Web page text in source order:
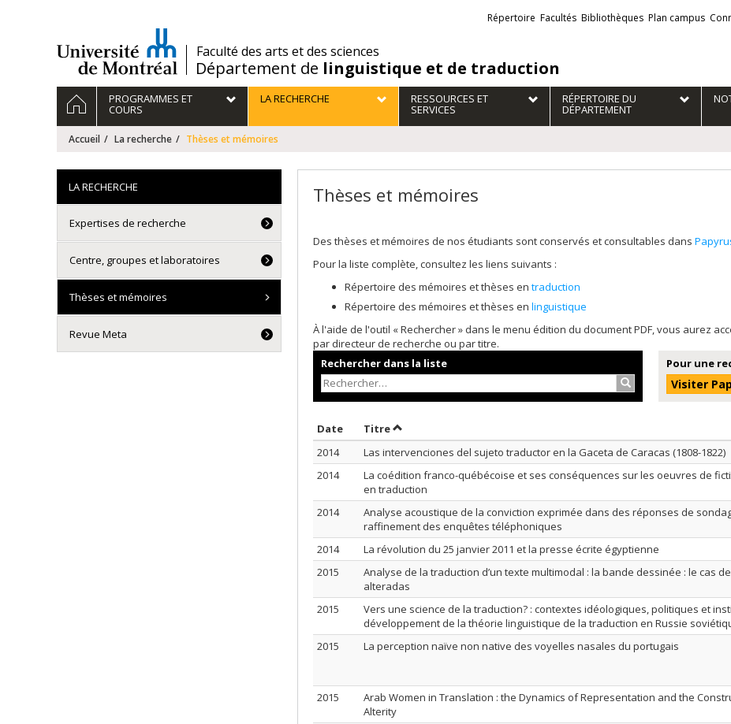
/Faculté des arts et des sciences
Département de linguistique et de traduction
Liens
externes
Répertoire Facultés Bibliothèques Plan campus
Navigation
principale
ACCUEILPROGRAMMES ET
COURS
LA RECHERCHE RESSOURCES ET
SERVICES
RÉPERTOIRE DU
DÉPARTEMENT
Accueil La recherche Thèses et mémoires
Thèses et mémoires
Des thèses et mémoires de nos étudiants sont conservés et consultables dans
Pour la liste complète, consultez les liens suivants :
Répertoire des mémoires et thèses en traduction
Répertoire des mémoires et thèses en linguistique
À l'aide de l'outil « Rechercher » dans le menu édition du document PDF, vous aurez
par directeur de recherche ou par titre.
Rechercher dans la liste
Rechercher…
Pour une
Visiter
Date Trier par date en ordre décroissant
TitreTrier par titre en ordre décroissant
2014
Las intervenciones del sujeto traductor en la Gaceta de Caracas (1808-1822)
2014
La coédition franco-québécoise et ses conséquences sur les oeuvres de
en traduction
2014
Analyse acoustique de la conviction exprimée dans des réponses de
raffinement des enquêtes téléphoniques
2014 La révolution du 25 janvier 2011 et la presse écrite égyptienne
2015
Analyse de la traduction d’un texte multimodal : la bande dessinée : le cas
alteradas
2015
Vers une science de la traduction? : contextes idéologiques, politiques et
développement de la théorie linguistique de la traduction en Russie
2015 La perception naïve non native des voyelles nasales du portugais
2015
Arab Women in Translation : the Dynamics of Representation and the
Alterity
LA RECHERCHE
Expertises de recherche
Centre, groupes et laboratoires
Thèses et mémoires
Revue Meta